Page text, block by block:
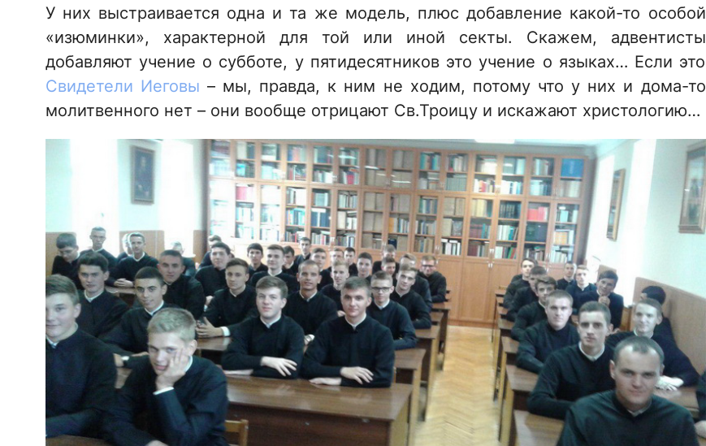
У них выстраивается одна и та же модель, плюс добавление какой-то особой
«изюминки», характерной для той или иной секты. Скажем, адвентисты
добавляют учение о субботе, у пятидесятников это учение о языках… Если это
Свидетели Иеговы – мы, правда, к ним не ходим, потому что у них и дома-то
молитвенного нет – они вообще отрицают Св.Троицу и искажают христологию…